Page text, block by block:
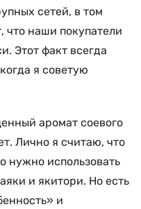
сетей, в том
что наши покупатели
Этот факт всегда
я советую
аромат соевого
Лично я считаю, что
нужно использовать
и якитори. Но есть
и